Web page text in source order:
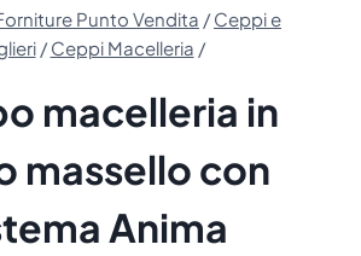
Punto Vendita / Ceppi e
/ Ceppi Macelleria /
macelleria in
massello con
Anima